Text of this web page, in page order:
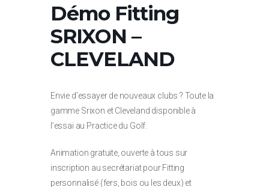
Démo Fitting
SRIXON –
CLEVELAND
Envie d’essayer de nouveaux clubs ? Toute la
gamme Srixon et Cleveland disponible à
l’essai au Practice du Golf.
Animation gratuite, ouverte à tous sur
inscription au secrétariat pour Fitting
personnalisé (fers, bois ou les deux) et